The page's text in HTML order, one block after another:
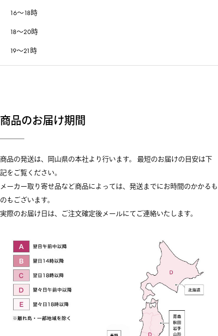
16～18時
18～20時
19～21時
商品のお届け期間
商品の発送は、岡山県の本社より行います。 最短のお届けの目安は下
記をご覧ください。
メーカー取り寄せ品など商品によっては、発送までにお時間のかかるも
のもございます。
実際のお届け日は、ご注文確定後メールにてご連絡いたします。